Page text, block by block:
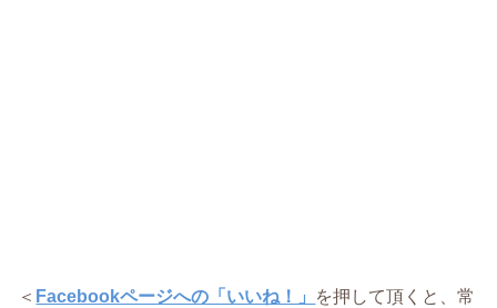
＜ Facebookページへの「いいね！」 を押して頂くと、常